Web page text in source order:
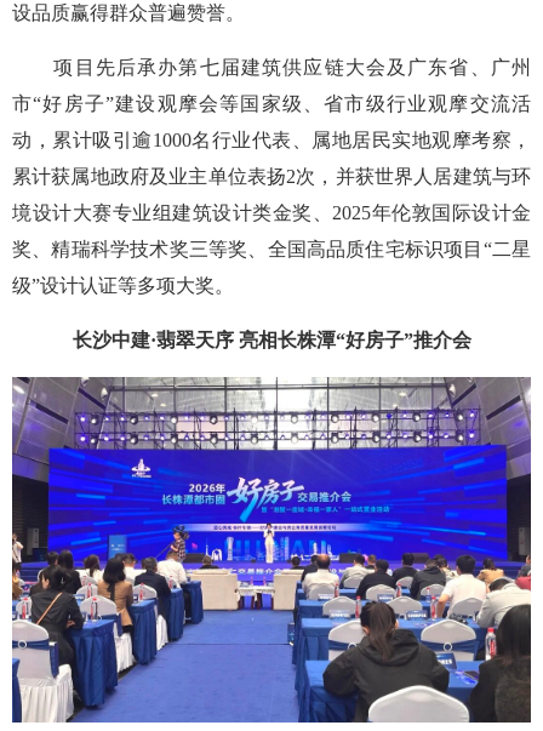
设品质赢得群众普遍赞誉。
项目先后承办第七届建筑供应链大会及广东省、广州
市“好房子”建设观摩会等国家级、省市级行业观摩交流活
动，累计吸引逾1000名行业代表、属地居民实地观摩考察，
累计获属地政府及业主单位表扬2次，并获世界人居建筑与环
境设计大赛专业组建筑设计类金奖、2025年伦敦国际设计金
奖、精瑞科学技术奖三等奖、全国高品质住宅标识项目“二星
级”设计认证等多项大奖。
长沙中建·翡翠天序 亮相长株潭“好房子”推介会